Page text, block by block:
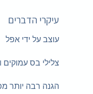
עיקרי הדברים
עוצב על ידי אפל
צלילי בס עמוקים
הגנה רבה יותר